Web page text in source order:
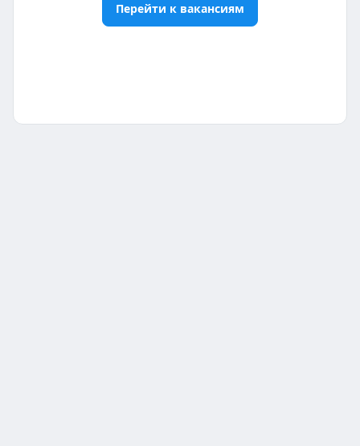
Перейти к вакансиям